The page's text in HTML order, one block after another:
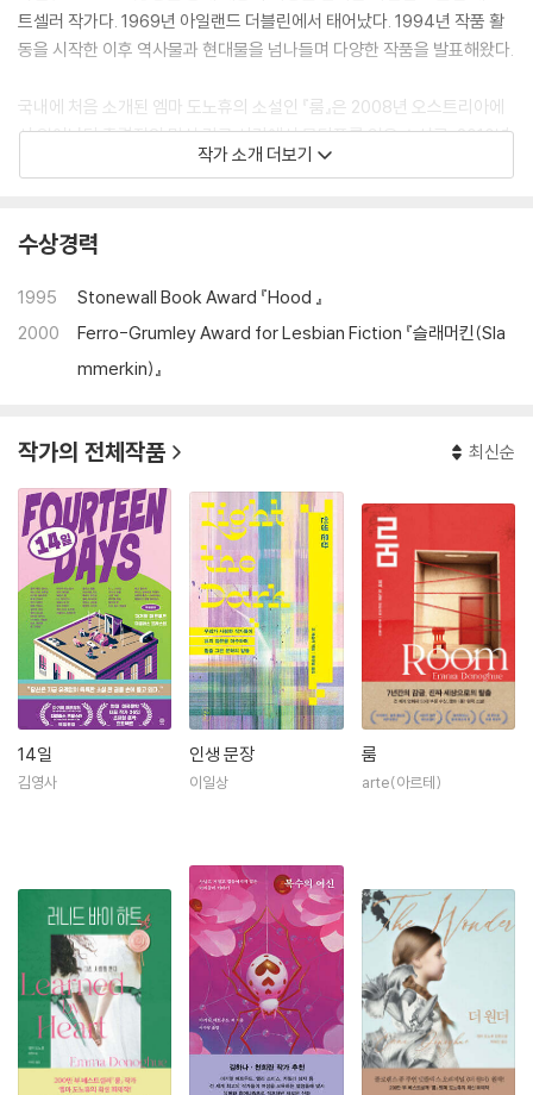
트셀러 작가다. 1969년 아일랜드 더블린에서 태어났다. 1994년 작품 활
동을 시작한 이후 역사물과 현대물을 넘나들며 다양한 작품을 발표해왔다.
국내에 처음 소개된 엠마 도노휴의 소설인 『룸』은 2008년 오스트리아에
서 일어났던 충격적인 밀실 감금 사건에서 모티프를 얻은 소설로, 2010년
9월 발표되자마자 폭발적인 인기를 얻으며 그해 가장 큰 화제를 모은 작품
보다는 피해자의 삶에 초점을 맞추고자 했다. 이 작품은 다수의 문학상을
다. 현재 캐나다에 살고 있는 엠마 도노휴는 소설 이외에도 문학사 연구, 연
극 각본 집필 등 다양한 분야에서 활발히 활동하고 있다.
작가 소개 더보기
수상경력
1995 Stonewall Book Award 『Hood 』
2000
Ferro-Grumley Award for Lesbian Fiction 『슬래머킨(Sla
mmerkin)』
작가의 전체작품 최신순
14일
김영사
인생 문장
이일상
룸
arte(아르테)